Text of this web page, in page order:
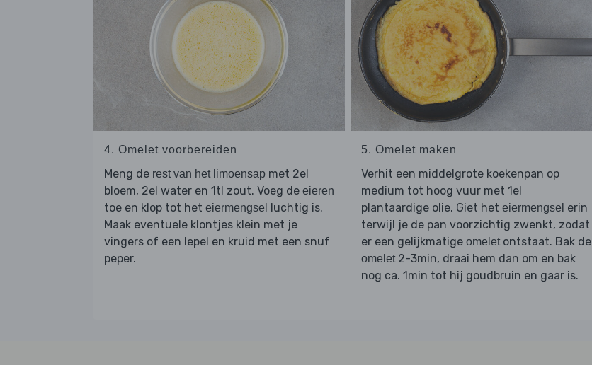
4. Omelet voorbereiden
Meng de rest van het limoensap met 2el
bloem, 2el water en 1tl zout. Voeg de eieren
toe en klop tot het eiermengsel luchtig is.
Maak eventuele klontjes klein met je
vingers of een lepel en kruid met een snuf
peper.
5. Omelet maken
Verhit een middelgrote koekenpan op
medium tot hoog vuur met 1el
plantaardige olie. Giet het eiermengsel erin
terwijl je de pan voorzichtig zwenkt, zodat
er een gelijkmatige omeletontstaat. Bak de
omelet2-3min, draai hem dan om en bak
nog ca. 1min tot hij goudbruin en gaar is.